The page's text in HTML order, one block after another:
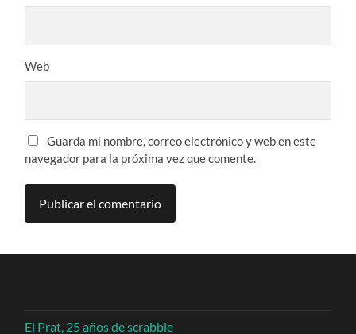
Web
Guarda mi nombre, correo electrónico y web en este
navegador para la próxima vez que comente.
El Prat, 25 años de scrabble